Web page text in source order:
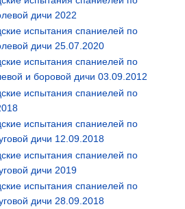
дичи 2022
испытания спаниелей по
дичи 25.07.2020
испытания спаниелей по
и боровой дичи 03.09.2012
испытания спаниелей по
испытания спаниелей по
дичи 12.09.2018
испытания спаниелей по
дичи 2019
испытания спаниелей по
дичи 28.09.2018